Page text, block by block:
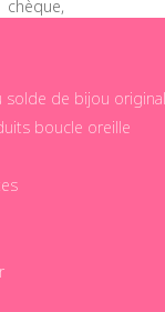
chèque,
solde de bijou original
boucle oreille